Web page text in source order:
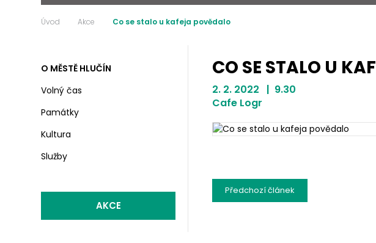
Úvod Akce Co se stalo u kafeja povědalo
O MĚSTĚ HLUČÍN
Volný čas
Památky
Kultura
Služby
AKCE
CO SE STALO U
2. 2. 2022 | 9.30
Cafe Logr
Předchozíčlánek